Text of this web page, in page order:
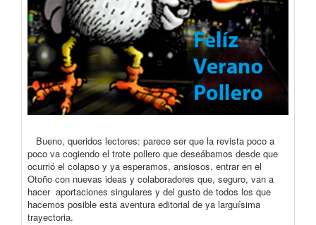
Bueno, queridos lectores: parece ser que la revista poco a
poco va cogiendo el trote pollero que deseábamos desde que
ocurrió el colapso y ya esperamos, ansiosos, entrar en el
Otoño con nuevas ideas y colaboradores que, seguro, van a
hacer aportaciones singulares y del gusto de todos los que
hacemos posible esta aventura editorial de ya larguísima
trayectoria.